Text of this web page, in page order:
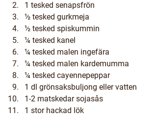
1 tesked senapsfrön
½ tesked gurkmeja
½ tesked spiskummin
¼ tesked kanel
¼ tesked malen ingefära
¼ tesked malen kardemumma
¼ tesked cayennepeppar
1 dl grönsaksbuljong eller vatten
1-2 matskedar sojasås
1 stor hackad lök